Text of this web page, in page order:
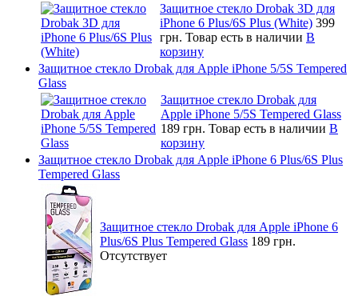
Защитное стекло Drobak 3D для
iPhone 6 Plus/6S Plus (White) 399
грн. Товар есть в наличии В
корзину
Защитное стекло Drobak для Apple iPhone 5/5S Tempered
Glass
Защитное стекло Drobak для
Apple iPhone 5/5S Tempered Glass
189 грн. Товар есть в наличии В
корзину
Защитное стекло Drobak для Apple iPhone 6 Plus/6S Plus
Tempered Glass
Защитное стекло Drobak для Apple iPhone 6
Plus/6S Plus Tempered Glass 189 грн.
Отсутствует